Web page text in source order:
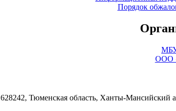
Порядок
МБУ
ООО
628242, Тюменская область, Ханты-